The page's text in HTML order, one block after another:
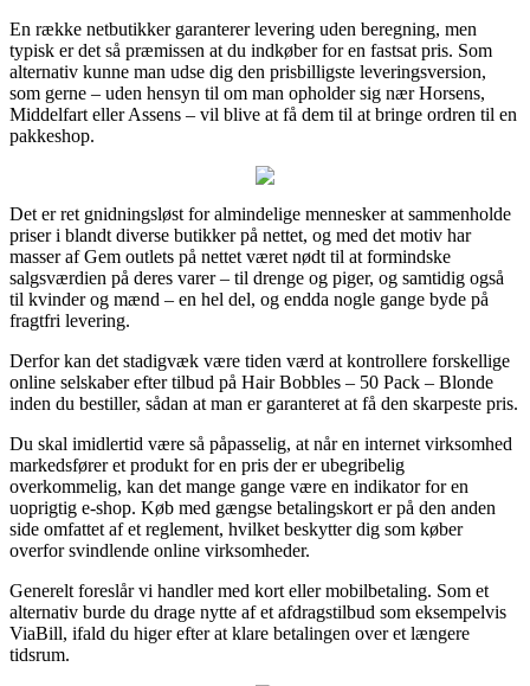
En række netbutikker garanterer levering uden beregning, men
typisk er det så præmissen at du indkøber for en fastsat pris. Som
alternativ kunne man udse dig den prisbilligste leveringsversion,
som gerne – uden hensyn til om man opholder sig nær Horsens,
Middelfart eller Assens – vil blive at få dem til at bringe ordren til en
pakkeshop.
Det er ret gnidningsløst for almindelige mennesker at sammenholde
priser i blandt diverse butikker på nettet, og med det motiv har
masser af Gem outlets på nettet været nødt til at formindske
salgsværdien på deres varer – til drenge og piger, og samtidig også
til kvinder og mænd – en hel del, og endda nogle gange byde på
fragtfri levering.
Derfor kan det stadigvæk være tiden værd at kontrollere forskellige
online selskaber efter tilbud på Hair Bobbles – 50 Pack – Blonde
inden du bestiller, sådan at man er garanteret at få den skarpeste pris.
Du skal imidlertid være så påpasselig, at når en internet virksomhed
markedsfører et produkt for en pris der er ubegribelig
overkommelig, kan det mange gange være en indikator for en
uoprigtig e-shop. Køb med gængse betalingskort er på den anden
side omfattet af et reglement, hvilket beskytter dig som køber
overfor svindlende online virksomheder.
Generelt foreslår vi handler med kort eller mobilbetaling. Som et
alternativ burde du drage nytte af et afdragstilbud som eksempelvis
ViaBill, ifald du higer efter at klare betalingen over et længere
tidsrum.